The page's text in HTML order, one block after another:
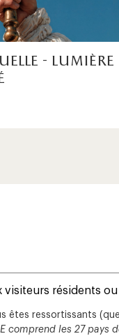
- lumière
résidents ou
êtes ressortissants
comprend les 27 pays